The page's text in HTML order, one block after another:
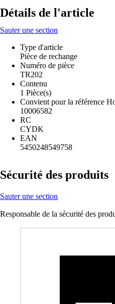
Détails de l'article
Sauter une section
Type d'article
Pièce de rechange
Numéro de pièce
TR202
Contenu
1 Pièce(s)
Convient pour la référence
10006582
RC
CYDK
EAN
5450248549758
Sécurité des produits
Sauter une section
Responsable de la sécurité des